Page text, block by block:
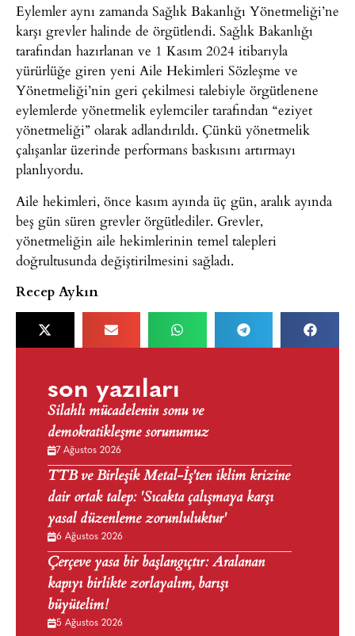
Eylemler aynı zamanda Sağlık Bakanlığı Yönetmeliği’ne
karşı grevler halinde de örgütlendi. Sağlık Bakanlığı
tarafından hazırlanan ve 1 Kasım 2024 itibarıyla
yürürlüğe giren yeni Aile Hekimleri Sözleşme ve
Yönetmeliği’nin geri çekilmesi talebiyle örgütlenene
eylemlerde yönetmelik eylemciler tarafından “eziyet
yönetmeliği” olarak adlandırıldı. Çünkü yönetmelik
çalışanlar üzerinde performans baskısını artırmayı
planlıyordu.
Aile hekimleri, önce kasım ayında üç gün, aralık ayında
beş gün süren grevler örgütlediler. Grevler,
yönetmeliğin aile hekimlerinin temel talepleri
doğrultusunda değiştirilmesini sağladı.
Recep Aykın
son yazıları
Silahlı mücadelenin sonu ve
demokratikleşme sorunumuz
7 Ağustos 2026
TTB ve Birleşik Metal-İş'ten iklim krizine
dair ortak talep: 'Sıcakta çalışmaya karşı
yasal düzenleme zorunluluktur'
6 Ağustos 2026
Çerçeve yasa bir başlangıçtır: Aralanan
kapıyı birlikte zorlayalım, barışı
büyütelim!
5 Ağustos 2026